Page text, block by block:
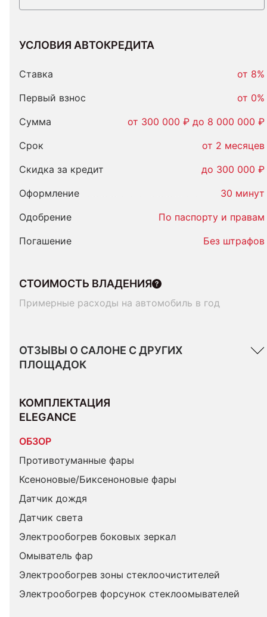
УСЛОВИЯ АВТОКРЕДИТА
Ставка
от 8%
Первый взнос
от 0%
Сумма
от 300 000 ₽ до 8 000 000 ₽
Срок
от 2 месяцев
Скидка за кредит
до 300 000 ₽
Оформление
30 минут
Одобрение
По паспорту и правам
Погашение
Без штрафов
СТОИМОСТЬ ВЛАДЕНИЯ
Примерные расходы на автомобиль в год
ОТЗЫВЫ О САЛОНЕ С ДРУГИХ
ПЛОЩАДОК
КОМПЛЕКТАЦИЯ
ELEGANCE
ОБЗОР
Противотуманные фары
Ксеноновые/Биксеноновые фары
Датчик дождя
Датчик света
Электрообогрев боковых зеркал
Омыватель фар
Электрообогрев зоны стеклоочистителей
Электрообогрев форсунок стеклоомывателей